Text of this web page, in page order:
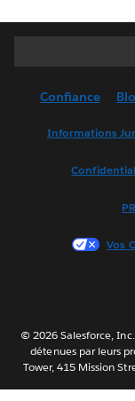
Confiance
Informations
Vos
© 2026 Salesforce,
détenues par leurs
Tower, 415 Mission